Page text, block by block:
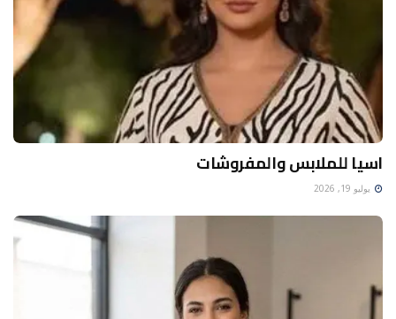
اسيا للملابس والمفروشات
يوليو 19, 2026